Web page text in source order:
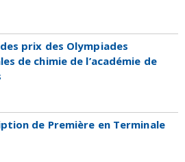
prix des Olympiades
de chimie de l’académie de
de Première en Terminale